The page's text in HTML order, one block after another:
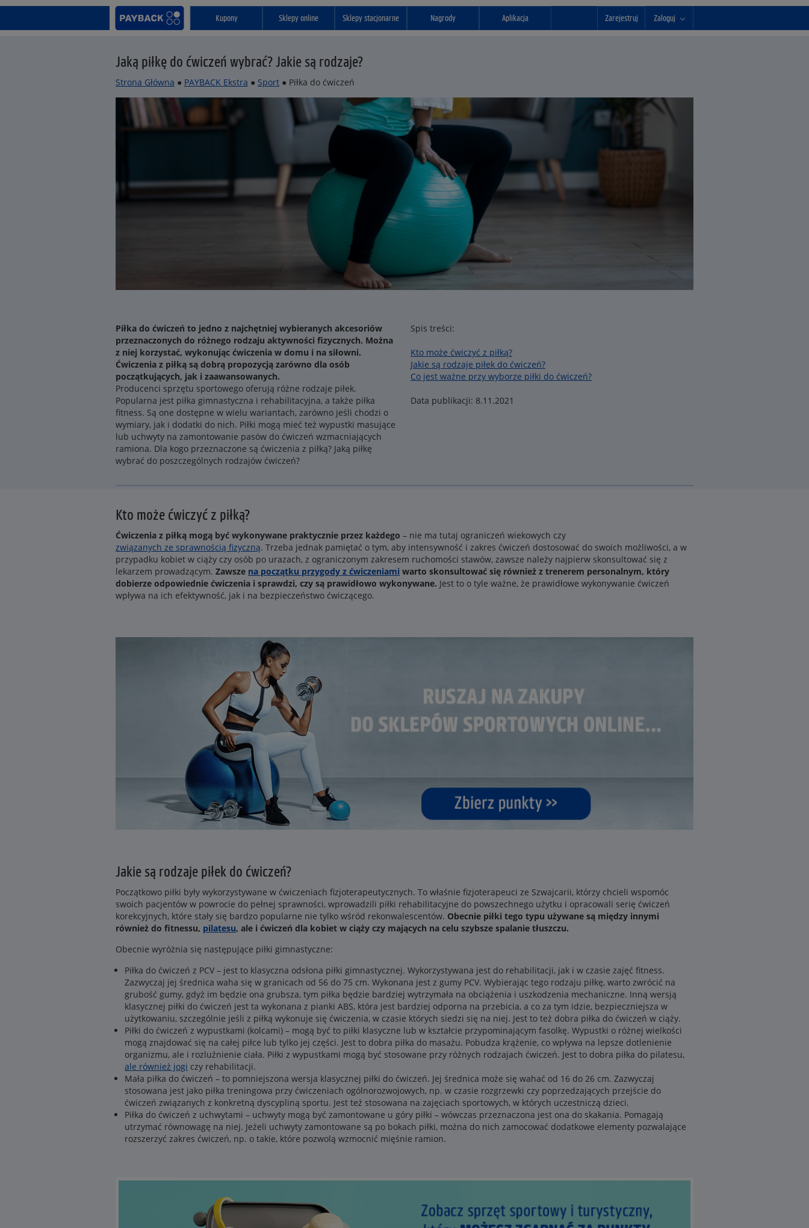
Kupony Sklepy online Sklepy stacjonarne Nagrody Aplikacja Zarejestruj Zaloguj
Jaką piłkę do ćwiczeń wybrać? Jakie są rodzaje?
Strona Główna ● PAYBACK Ekstra ● Sport ● Piłka do ćwiczeń
Piłka do ćwiczeń to jedno z najchętniej wybieranych akcesoriów
przeznaczonych do różnego rodzaju aktywności fizycznych. Można
z niej korzystać, wykonując ćwiczenia w domu i na siłowni.
Ćwiczenia z piłką są dobrą propozycją zarówno dla osób
początkujących, jak i zaawansowanych.
Producenci sprzętu sportowego oferują różne rodzaje piłek.
Popularna jest piłka gimnastyczna i rehabilitacyjna, a także piłka
fitness. Są one dostępne w wielu wariantach, zarówno jeśli chodzi o
wymiary, jak i dodatki do nich. Piłki mogą mieć też wypustki masujące
lub uchwyty na zamontowanie pasów do ćwiczeń wzmacniających
ramiona. Dla kogo przeznaczone są ćwiczenia z piłką? Jaką piłkę
wybrać do poszczególnych rodzajów ćwiczeń?
Spis treści:
Kto może ćwiczyć z piłką?
Jakie są rodzaje piłek do ćwiczeń?
Co jest ważne przy wyborze piłki do ćwiczeń?
Data publikacji: 8.11.2021
Kto może ćwiczyć z piłką?
Ćwiczenia z piłką mogą być wykonywane praktycznie przez każdego – nie ma tutaj ograniczeń wiekowych czy
związanych ze sprawnością fizyczną. Trzeba jednak pamiętać o tym, aby intensywność i zakres ćwiczeń dostosować do swoich możliwości, a w
przypadku kobiet w ciąży czy osób po urazach, z ograniczonym zakresem ruchomości stawów, zawsze należy najpierw skonsultować się z
lekarzem prowadzącym. Zawsze na początku przygody z ćwiczeniami warto skonsultować się również z trenerem personalnym, który
dobierze odpowiednie ćwiczenia i sprawdzi, czy są prawidłowo wykonywane. Jest to o tyle ważne, że prawidłowe wykonywanie ćwiczeń
wpływa na ich efektywność, jak i na bezpieczeństwo ćwiczącego.
Jakie są rodzaje piłek do ćwiczeń?
Początkowo piłki były wykorzystywane w ćwiczeniach fizjoterapeutycznych. To właśnie fizjoterapeuci ze Szwajcarii, którzy chcieli wspomóc
swoich pacjentów w powrocie do pełnej sprawności, wprowadzili piłki rehabilitacyjne do powszechnego użytku i opracowali serię ćwiczeń
korekcyjnych, które stały się bardzo popularne nie tylko wśród rekonwalescentów. Obecnie piłki tego typu używane są między innymi
również do fitnessu, pilatesu, ale i ćwiczeń dla kobiet w ciąży czy mających na celu szybsze spalanie tłuszczu.
Obecnie wyróżnia się następujące piłki gimnastyczne:
Piłka do ćwiczeń z PCV – jest to klasyczna odsłona piłki gimnastycznej. Wykorzystywana jest do rehabilitacji, jak i w czasie zajęć fitness.
Zazwyczaj jej średnica waha się w granicach od 56 do 75 cm. Wykonana jest z gumy PCV. Wybierając tego rodzaju piłkę, warto zwrócić na
grubość gumy, gdyż im będzie ona grubsza, tym piłka będzie bardziej wytrzymała na obciążenia i uszkodzenia mechaniczne. Inną wersją
klasycznej piłki do ćwiczeń jest ta wykonana z pianki ABS, która jest bardziej odporna na przebicia, a co za tym idzie, bezpieczniejsza w
użytkowaniu, szczególnie jeśli z piłką wykonuje się ćwiczenia, w czasie których siedzi się na niej. Jest to też dobra piłka do ćwiczeń w ciąży.
Piłki do ćwiczeń z wypustkami (kolcami) – mogą być to piłki klasyczne lub w kształcie przypominającym fasolkę. Wypustki o różnej wielkości
mogą znajdować się na całej piłce lub tylko jej części. Jest to dobra piłka do masażu. Pobudza krążenie, co wpływa na lepsze dotlenienie
organizmu, ale i rozluźnienie ciała. Piłki z wypustkami mogą być stosowane przy różnych rodzajach ćwiczeń. Jest to dobra piłka do pilatesu,
ale również jogi czy rehabilitacji.
Mała piłka do ćwiczeń – to pomniejszona wersja klasycznej piłki do ćwiczeń. Jej średnica może się wahać od 16 do 26 cm. Zazwyczaj
stosowana jest jako piłka treningowa przy ćwiczeniach ogólnorozwojowych, np. w czasie rozgrzewki czy poprzedzających przejście do
ćwiczeń związanych z konkretną dyscypliną sportu. Jest też stosowana na zajęciach sportowych, w których uczestniczą dzieci.
Piłka do ćwiczeń z uchwytami – uchwyty mogą być zamontowane u góry piłki – wówczas przeznaczona jest ona do skakania. Pomagają
utrzymać równowagę na niej. Jeżeli uchwyty zamontowane są po bokach piłki, można do nich zamocować dodatkowe elementy pozwalające
rozszerzyć zakres ćwiczeń, np. o takie, które pozwolą wzmocnić mięśnie ramion.